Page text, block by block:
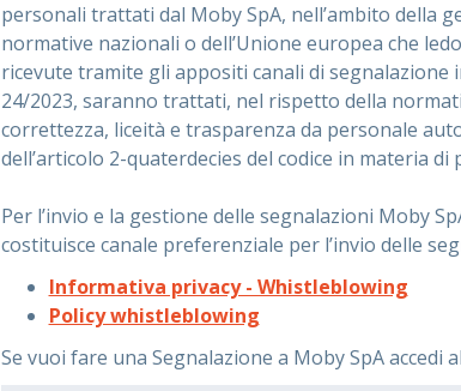
personali trattati dal Moby SpA, nell’ambito della
normative nazionali o dell’Unione europea che
ricevute tramite gli appositi canali di segnalazione
24/2023, saranno trattati, nel rispetto della
correttezza, liceità e trasparenza da personale
dell’articolo 2-quaterdecies del codice in materia
Per l’invio e la gestione delle segnalazioni Moby
costituisce canale preferenziale per l’invio delle
Informativa privacy - Whistleblowing
Policy whistleblowing
Se vuoi fare una Segnalazione a Moby SpA accedi